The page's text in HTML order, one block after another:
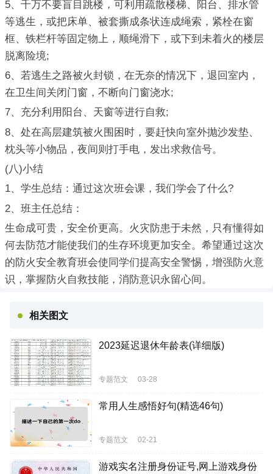
5、千万不要盲目跳楼，可利用疏散楼梯、阳台、排水管
等逃生，或把床单、被套撕成条状连成绳索，紧栓在窗
框、铁栏杆等固定物上，顺绳滑下，或下到未着火的楼层
脱离险境;
6、若逃生之路被火封锁，在无奈的情况下，退回室内，
在卫生间关闭门窗，不断向门窗浇水;
7、充分利用阳台、天窗等进行自救;
8、处在高层建筑被火围困时，要赶快向室外抛沙发垫、
枕头等小物品，夜间则打手电，发出求救信号。
(八)小结
1、学生总结：通过这次班会课，我们学会了什么?
2、班主任总结：
生命成可贵，安全价更高。火灾防患于未然，只有懂得如
何去防范才能使我们的生存环境更加安全。希望通过这次
的防火安全教育班会使同学们提高安全警惕，增强防火意
识，掌握防火自救技能，消防意识永留心间。
相关图文
2023延迟退休年龄表(详细版)
专题范文 03-28
常用人生感悟好句(精选46句)
专题范文 02-21
游戏实名注册身份证号,网上游戏身份